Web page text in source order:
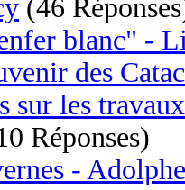
(46
blanc" -
des
sur les
Réponses)
-